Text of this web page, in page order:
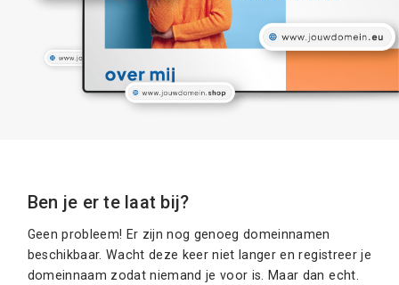
Ben je er te laat bij?
Geen probleem! Er zijn nog genoeg domeinnamen
beschikbaar. Wacht deze keer niet langer en registreer je
domeinnaam zodat niemand je voor is. Maar dan echt.